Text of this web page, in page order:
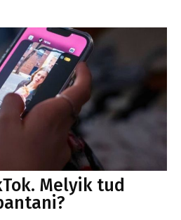
Melyik tud